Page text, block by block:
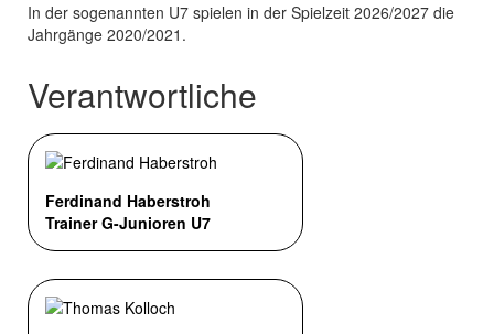
In der sogenannten U7 spielen in der Spielzeit 2026/2027 die
Jahrgänge 2020/2021.
Verantwortliche
Ferdinand Haberstroh
Trainer G-Junioren U7